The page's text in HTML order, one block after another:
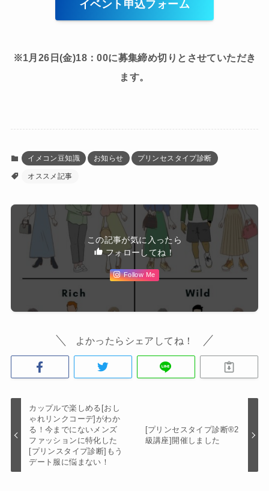
イベント申込フォーム
※1月26日(金)18：00に募集締め切りとさせていただき
ます。
イメコン豆知識 お知らせ プリンセスタイプ診断
オススメ記事
この記事が気に入ったら
フォローしてね！
Follow Me
よかったらシェアしてね！
カップルで楽しめる[おし
ゃれリンクコーデ]がわか
る！今までにないメンズ
ファッションに特化した
[プリンスタイプ診断]もう
デート服に悩まない！
[プリンセスタイプ診断®︎2
級講座]開催しました